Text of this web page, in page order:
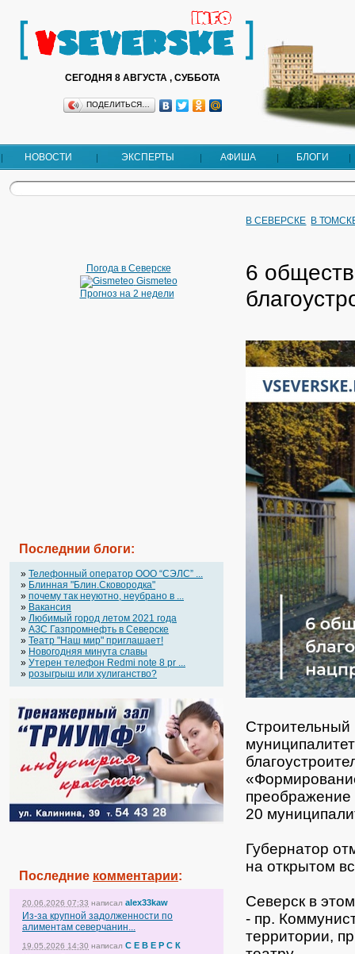
СЕГОДНЯ 8 АВГУСТА , СУББОТА
ПОДЕЛИТЬСЯ…
НОВОСТИ ЭКСПЕРТЫ АФИША БЛОГИ
Погода в Северске
Gismeteo
Прогноз на 2 недели
Последнии блоги:
» Телефонный оператор OOO “СЭЛС” ...
» Блинная "Блин.Сковородка"
» почему так неуютно, неубрано в ...
» Вакансия
» Любимый город летом 2021 года
» АЗС Газпромнефть в Северске
» Театр "Наш мир" приглашает!
» Новогодняя минута славы
» Утерен телефон Redmi note 8 pr ...
» розыгрыш или хулиганство?
Последние комментарии:
20.06.2026 07:33 написал alex33kaw
Из-за крупной задолженности по
алиментам северчанин...
19.05.2026 14:30 написал С Е В Е Р С К
В СЕВЕРСКЕ В
6
Строительный
преображение
20
Губернатор
на открытом
Северск в
- пр.
территории,